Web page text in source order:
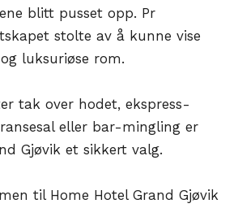
blitt pusset opp. Pr
stolte av å kunne vise
luksuriøse rom.
tak over hodet, ekspress-
eller bar-mingling er
Gjøvik et sikkert valg.
til Home Hotel Grand Gjøvik